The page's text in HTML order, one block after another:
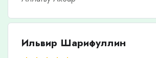
Ильвир Шарифуллин